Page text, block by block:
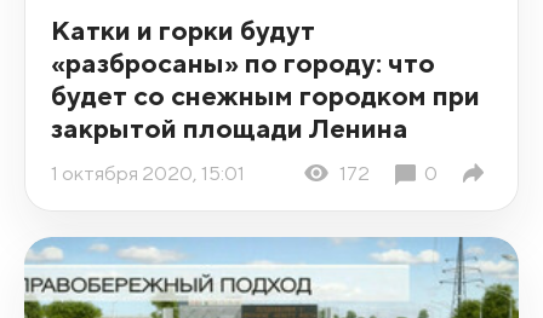
Катки и горки будут
«разбросаны» по городу: что
будет со снежным городком при
закрытой площади Ленина
1 октября 2020, 15:01 172 0